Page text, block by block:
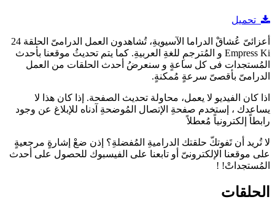
تحميل
أعزائىّ عُشاقْ الدراما الآسيويةِ، تُشاهدون العمل الدرامىّ الحلقة 24
Empress Ki و المُترجمِ للغةِ العربيةِ. كما يتم تحديثُ موقعنا بأحدث
المُستجدات فى كل ساعةٍ و سنعرضُ أحدث الحلقات من العمل
الدرامىّ بأقصىّ سرعةٍ مُمكنةٍ.
اذا كان الفيديو لا يعمل، محاولة تحديث الصفحة. إذا كان هذا لا
يساعدك ، إستخدم صفحةِ الإتصال المُوضحةِ آدناه للإبلاغ عن وجود
رابطاً إلكترونياً مُعطلاً
لا تُريد أن تَفوتكّ حلقتك الدراميةِ المُفضلةِ؟ إذن ضعْ إشارةٍ مرجعيةٍ
على موقعنا الإلكترونىّ أو تابعنا على الفيسبوك للحصول على أحدث
المُستجداتْ! !
الحلقات